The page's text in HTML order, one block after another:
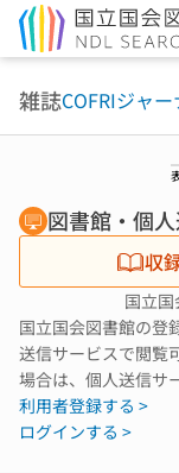
雑誌COFRIジャ
図書館・個
収
国立
国立国会図書館の登
送信サービスで閲覧
場合は、個人送信サ
利用者登録する >
ログインする >